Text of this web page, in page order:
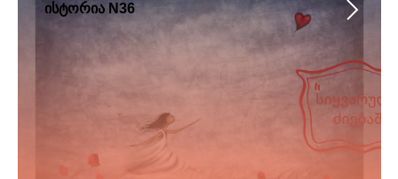
ისტორია N36